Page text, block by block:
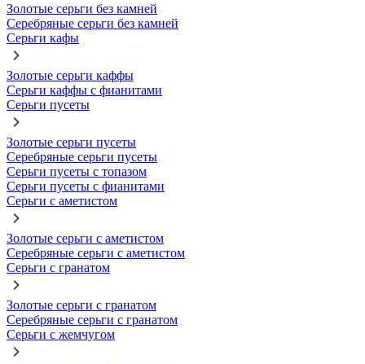
Золотые серьги без камней
Серебряные серьги без камней
Серьги кафы
Золотые серьги каффы
Серьги каффы с фианитами
Серьги пусеты
Золотые серьги пусеты
Серебряные серьги пусеты
Серьги пусеты с топазом
Серьги пусеты с фианитами
Серьги с аметистом
Золотые серьги с аметистом
Серебряные серьги с аметистом
Серьги с гранатом
Золотые серьги с гранатом
Серебряные серьги с гранатом
Серьги с жемчугом